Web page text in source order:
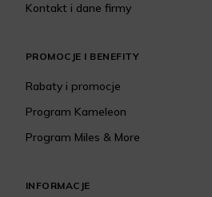
Kontakt i dane firmy
PROMOCJE I BENEFITY
Rabaty i promocje
Program Kameleon
Program Miles & More
INFORMACJE